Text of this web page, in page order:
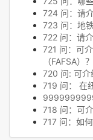
724 问：请
723 问：地
722 问：请
721 问：可
（FAFSA）？
720 问: 可介
719 问： 在
718 问：可
717 问：如